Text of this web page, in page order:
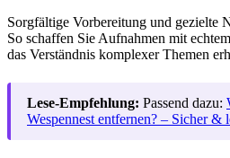
Sorgfältige Vorbereitung und gezielte
So schaffen Sie Aufnahmen mit
das Verständnis komplexer Themen
Lese-Empfehlung: Passend dazu:
Wespennest entfernen? – Sicher &